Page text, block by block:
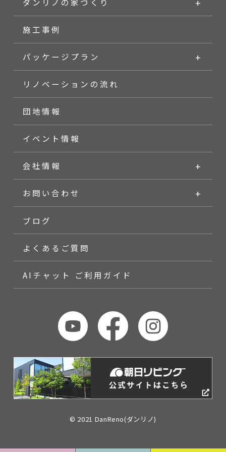
施工事例
パッケージプラン
リノベーションの流れ
団地情報
イベント情報
会社情報
お問い合わせ
ブログ
よくあるご質問
AIチャット ご利用ガイド
© 2021 DanReno(ダンリノ)